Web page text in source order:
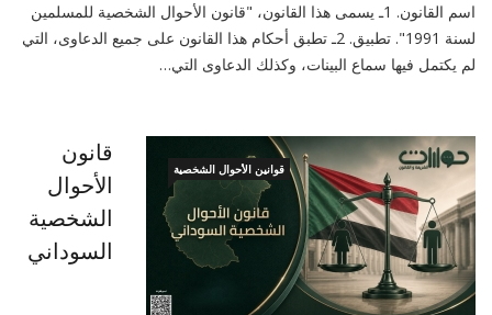
اسم القانون. 1ـ يسمى هذا القانون، "قانون الأحوال الشخصية للمسلمين
لسنة 1991". تطبيق. 2ـ تطبق أحكام هذا القانون على جميع الدعاوى، التي
لم يكتمل فيها سماع البينات، وكذلك الدعاوى التي…
قوانين الأحوال الشخصية
قانون
الأحوال
الشخصية
السوداني